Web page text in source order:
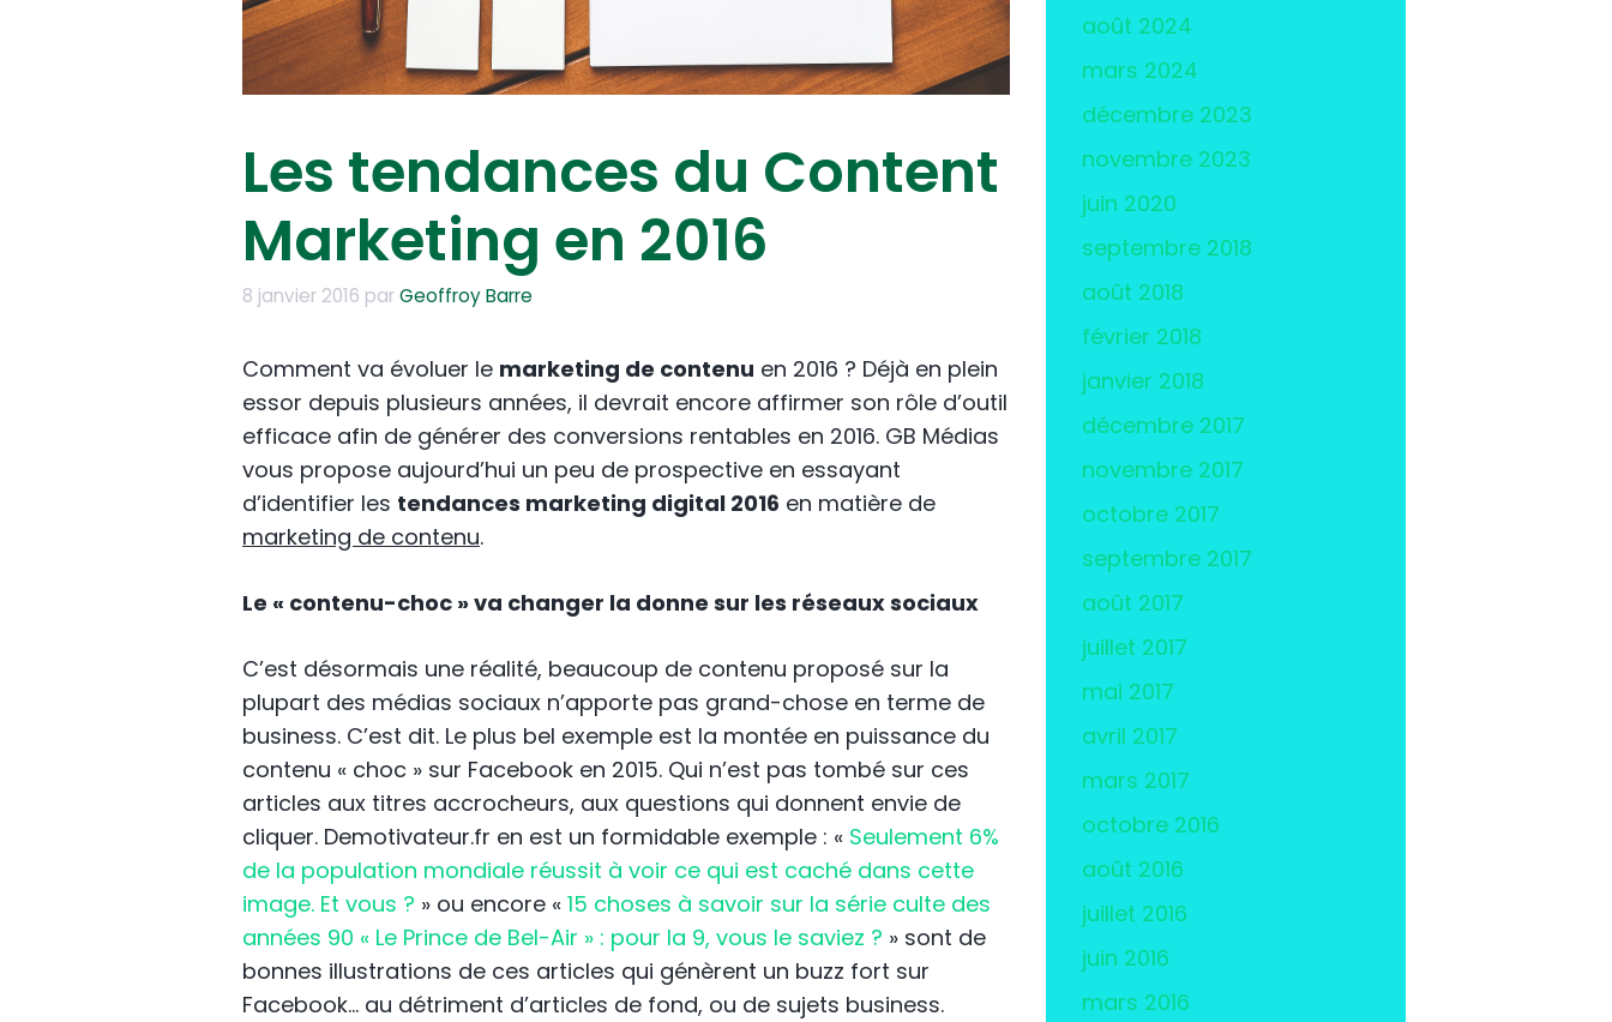
Les tendances du Content
Marketing en 2016
8 janvier 2016 parGeoffroy Barre
Comment va évoluer le marketing de contenu en 2016 ? Déjà en plein
essor depuis plusieurs années, il devrait encore affirmer son rôle d’outil
efficace afin de générer des conversions rentables en 2016. GB Médias
vous propose aujourd’hui un peu de prospective en essayant
d’identifier les tendances marketing digital 2016 en matière de
marketing de contenu.
Le « contenu-choc » va changer la donne sur les réseaux sociaux
C’est désormais une réalité, beaucoup de contenu proposé sur la
plupart des médias sociaux n’apporte pas grand-chose en terme de
business. C’est dit. Le plus bel exemple est la montée en puissance du
contenu « choc » sur Facebook en 2015. Qui n’est pas tombé sur ces
articles aux titres accrocheurs, aux questions qui donnent envie de
cliquer. Demotivateur.fr en est un formidable exemple : « Seulement 6%
de la population mondiale réussit à voir ce qui est caché dans cette
image. Et vous ? » ou encore « 15 choses à savoir sur la série culte des
années 90 « Le Prince de Bel-Air » : pour la 9, vous le saviez ? » sont de
bonnes illustrations de ces articles qui génèrent un buzz fort sur
Facebook… au détriment d’articles de fond, ou de sujets business.
août 2024
mars 2024
décembre 2023
novembre 2023
juin 2020
septembre 2018
août 2018
février 2018
janvier 2018
décembre 2017
novembre 2017
octobre 2017
septembre 2017
août 2017
juillet 2017
mai 2017
avril 2017
mars 2017
octobre 2016
août 2016
juillet 2016
juin 2016
mars 2016